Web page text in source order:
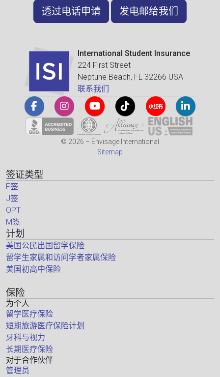
透过电话申请 发电邮给我们
International Student Insurance
224 First Street
Neptune Beach, FL 32266 USA
联系我们
© 2026 – Envisage International
Sitemap
签证类型
F签
J签
OPT
M签
计划
美国公民出国留学保险
留学生家属和访问学者家属保险
美国初高中保险
保险
为个人
留学医疗保险
短期旅游医疗保险计划
牙科与视力
长期医疗保险
对于合作伙伴
管理员